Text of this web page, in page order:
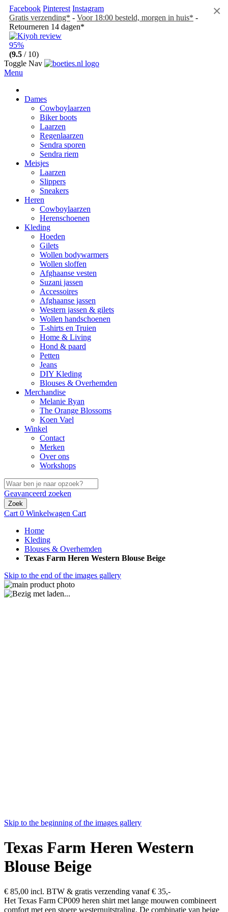
Facebook Pinterest Instagram
Gratis verzending* - Voor 18:00 besteld, morgen in huis* -
Retourneren 14 dagen*
95%
(9.5 / 10)
Toggle Nav
Menu
Dames
Cowboylaarzen
Biker boots
Laarzen
Regenlaarzen
Sendra sporen
Sendra riem
Meisjes
Laarzen
Slippers
Sneakers
Heren
Cowboylaarzen
Herenschoenen
Kleding
Hoeden
Gilets
Wollen bodywarmers
Wollen sloffen
Afghaanse vesten
Suzani jassen
Accessoires
Afghaanse jassen
Western jassen & gilets
Wollen handschoenen
T-shirts en Truien
Home & Living
Hond & paard
Petten
Jeans
DIY Kleding
Blouses & Overhemden
Merchandise
Melanie Ryan
The Orange Blossoms
Koen Vael
Winkel
Contact
Merken
Over ons
Workshops
Geavanceerd zoeken
Zoek
Cart 0 Winkelwagen Cart
Home
Kleding
Blouses & Overhemden
Texas Farm Heren Western Blouse Beige
Skip to the end of the images gallery
Skip to the beginning of the images gallery
Texas Farm Heren Western
Blouse Beige
€ 85,00 incl. BTW & gratis verzending vanaf € 35,-
Het Texas Farm CP009 heren shirt met lange mouwen combineert
comfort met een stoere westernuitstraling. De combinatie van beige
×